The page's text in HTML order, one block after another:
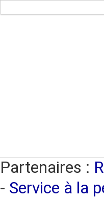
Partenaires :
- Service à la